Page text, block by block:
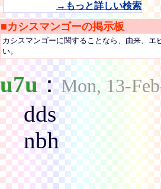
→もっと詳しい検索
■カシスマンゴーの掲示板
カシスマンゴーに関することなら、由来、
い。
u7u：Mon, 13-
dds
nbh